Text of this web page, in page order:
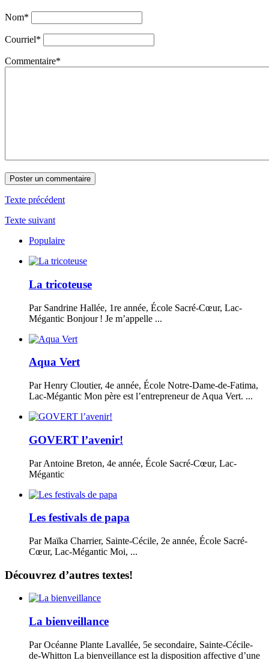
Nom*
Courriel*
Commentaire*
Texte précédent
Texte suivant
Populaire
La tricoteuse
Par Sandrine Hallée, 1re année, École Sacré-Cœur, Lac-
Mégantic Bonjour ! Je m’appelle ...
Aqua Vert
Par Henry Cloutier, 4e année, École Notre-Dame-de-Fatima,
Lac-Mégantic Mon père est l’entrepreneur de Aqua Vert. ...
GOVERT l’avenir!
Par Antoine Breton, 4e année, École Sacré-Cœur, Lac-
Mégantic
Les festivals de papa
Par Maïka Charrier, Sainte-Cécile, 2e année, École Sacré-
Cœur, Lac-Mégantic Moi, ...
Découvrez d’autres textes!
La bienveillance
Par Océanne Plante Lavallée, 5e secondaire, Sainte-Cécile-
de-Whitton La bienveillance est la disposition affective d’une